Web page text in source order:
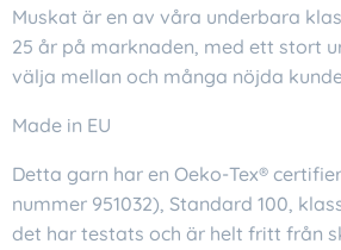
Muskat är en av våra underbara
25 år på marknaden, med ett stort
välja mellan och många nöjda
Made in EU
Detta garn har en Oeko-Tex®
nummer 951032), Standard 100,
det har testats och är helt fritt från